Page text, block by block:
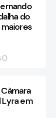
do
Lyra em